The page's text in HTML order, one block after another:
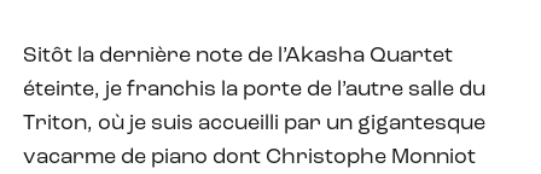
Sitôt la dernière note de l’Akasha Quartet
éteinte, je franchis la porte de l’autre salle du
Triton, où je suis accueilli par un gigantesque
vacarme de piano dont Christophe Monniot